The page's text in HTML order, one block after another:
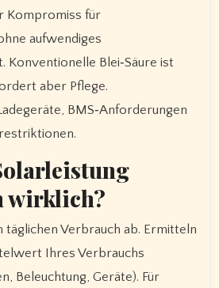
Kompromiss für
aufwendiges
Konventionelle Blei‑Säure ist
aber Pflege.
BMS‑Anforderungen
wirklich?
täglichen Verbrauch ab. Ermitteln
Ihres Verbrauchs
Beleuchtung, Geräte). Für